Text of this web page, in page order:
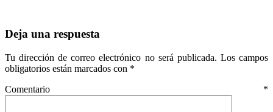
Deja una respuesta
Tu dirección de correo electrónico no será publicada. Los campos
obligatorios están marcados con *
Comentario *